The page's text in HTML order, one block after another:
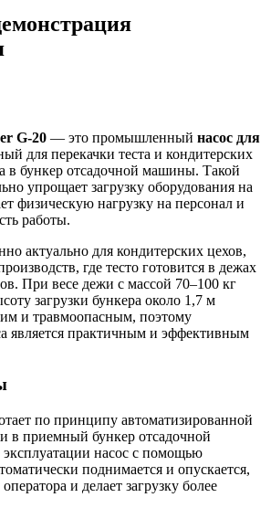
G-20 — это промышленный насос для
для перекачки теста и кондитерских
в бункер отсадочной машины. Такой
упрощает загрузку оборудования на
физическую нагрузку на персонал и
работы.
актуально для кондитерских цехов,
где тесто готовится в дежах
При весе дежи с массой 70–100 кг
загрузки бункера около 1,7 м
и травмоопасным, поэтому
является практичным и эффективным
по принципу автоматизированной
в приемный бункер отсадочной
насос с помощью
поднимается и опускается,
и делает загрузку более